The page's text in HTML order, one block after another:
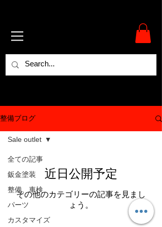
整備ブログ
全ての記事
鈑金塗装
整備、車検
パーツ
カスタマイズ
Sale outlet
近日公開予定
その他のカテゴリーの記事を見まし
ょう。